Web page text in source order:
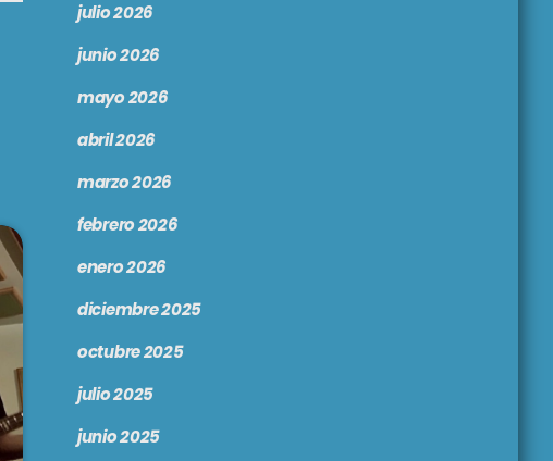
julio 2026
junio 2026
mayo 2026
abril 2026
marzo 2026
febrero 2026
enero 2026
diciembre 2025
octubre 2025
julio 2025
junio 2025